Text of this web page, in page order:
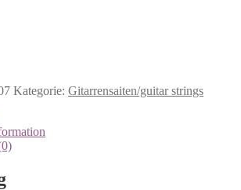
Kategorie: Gitarrensaiten/guitar strings